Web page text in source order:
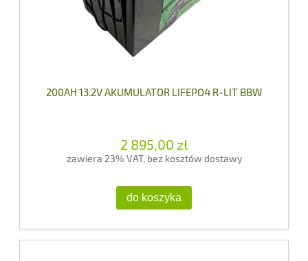
200AH 13.2V AKUMULATOR LIFEPO4 R-LIT BBW
2 895,00 zł
zawiera 23% VAT, bez kosztów dostawy
do koszyka